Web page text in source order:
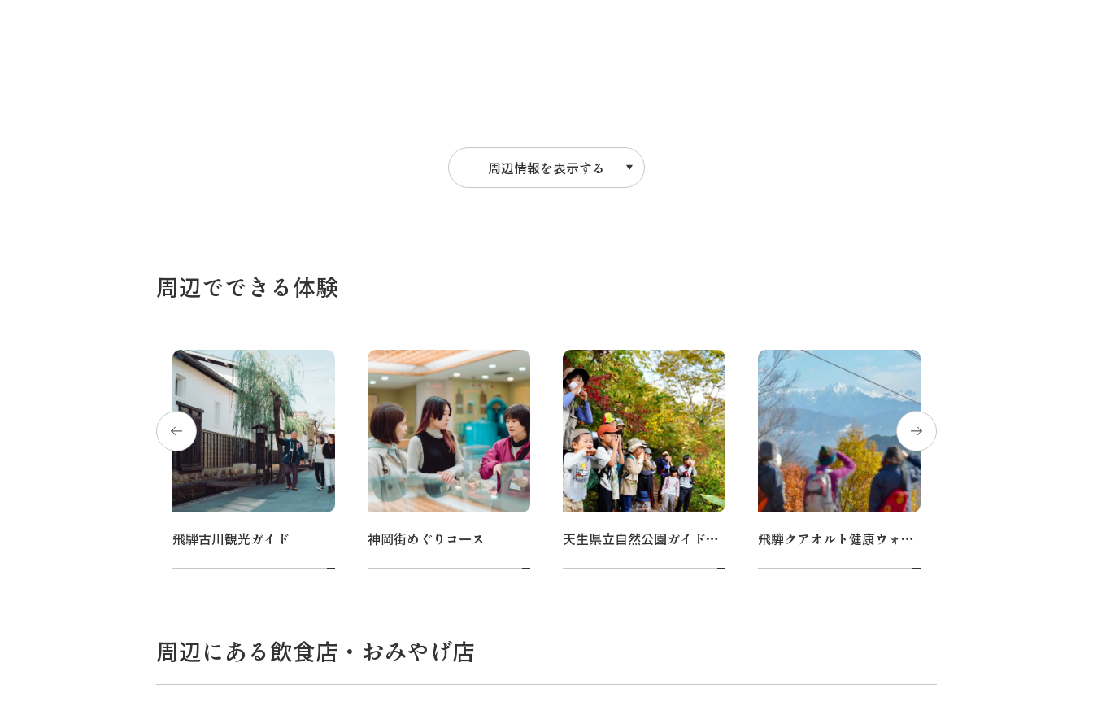
周辺情報を表示する
周辺でできる体験
飛騨古川観光ガイド 神岡街めぐりコース 天生県立自然公園ガイドウォーク 飛騨クアオルト健康ウォーキング
周辺にある飲食店・おみやげ店